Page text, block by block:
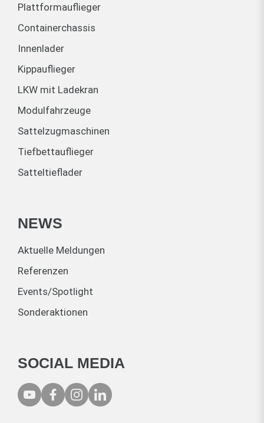
Plattformauflieger
Containerchassis
Innenlader
Kippauflieger
LKW mit Ladekran
Modulfahrzeuge
Sattelzugmaschinen
Tiefbettauflieger
Satteltieflader
NEWS
Aktuelle Meldungen
Referenzen
Events/Spotlight
Sonderaktionen
SOCIAL MEDIA